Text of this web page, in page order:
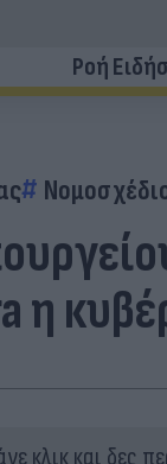
Ροή
η
κλικ και δες